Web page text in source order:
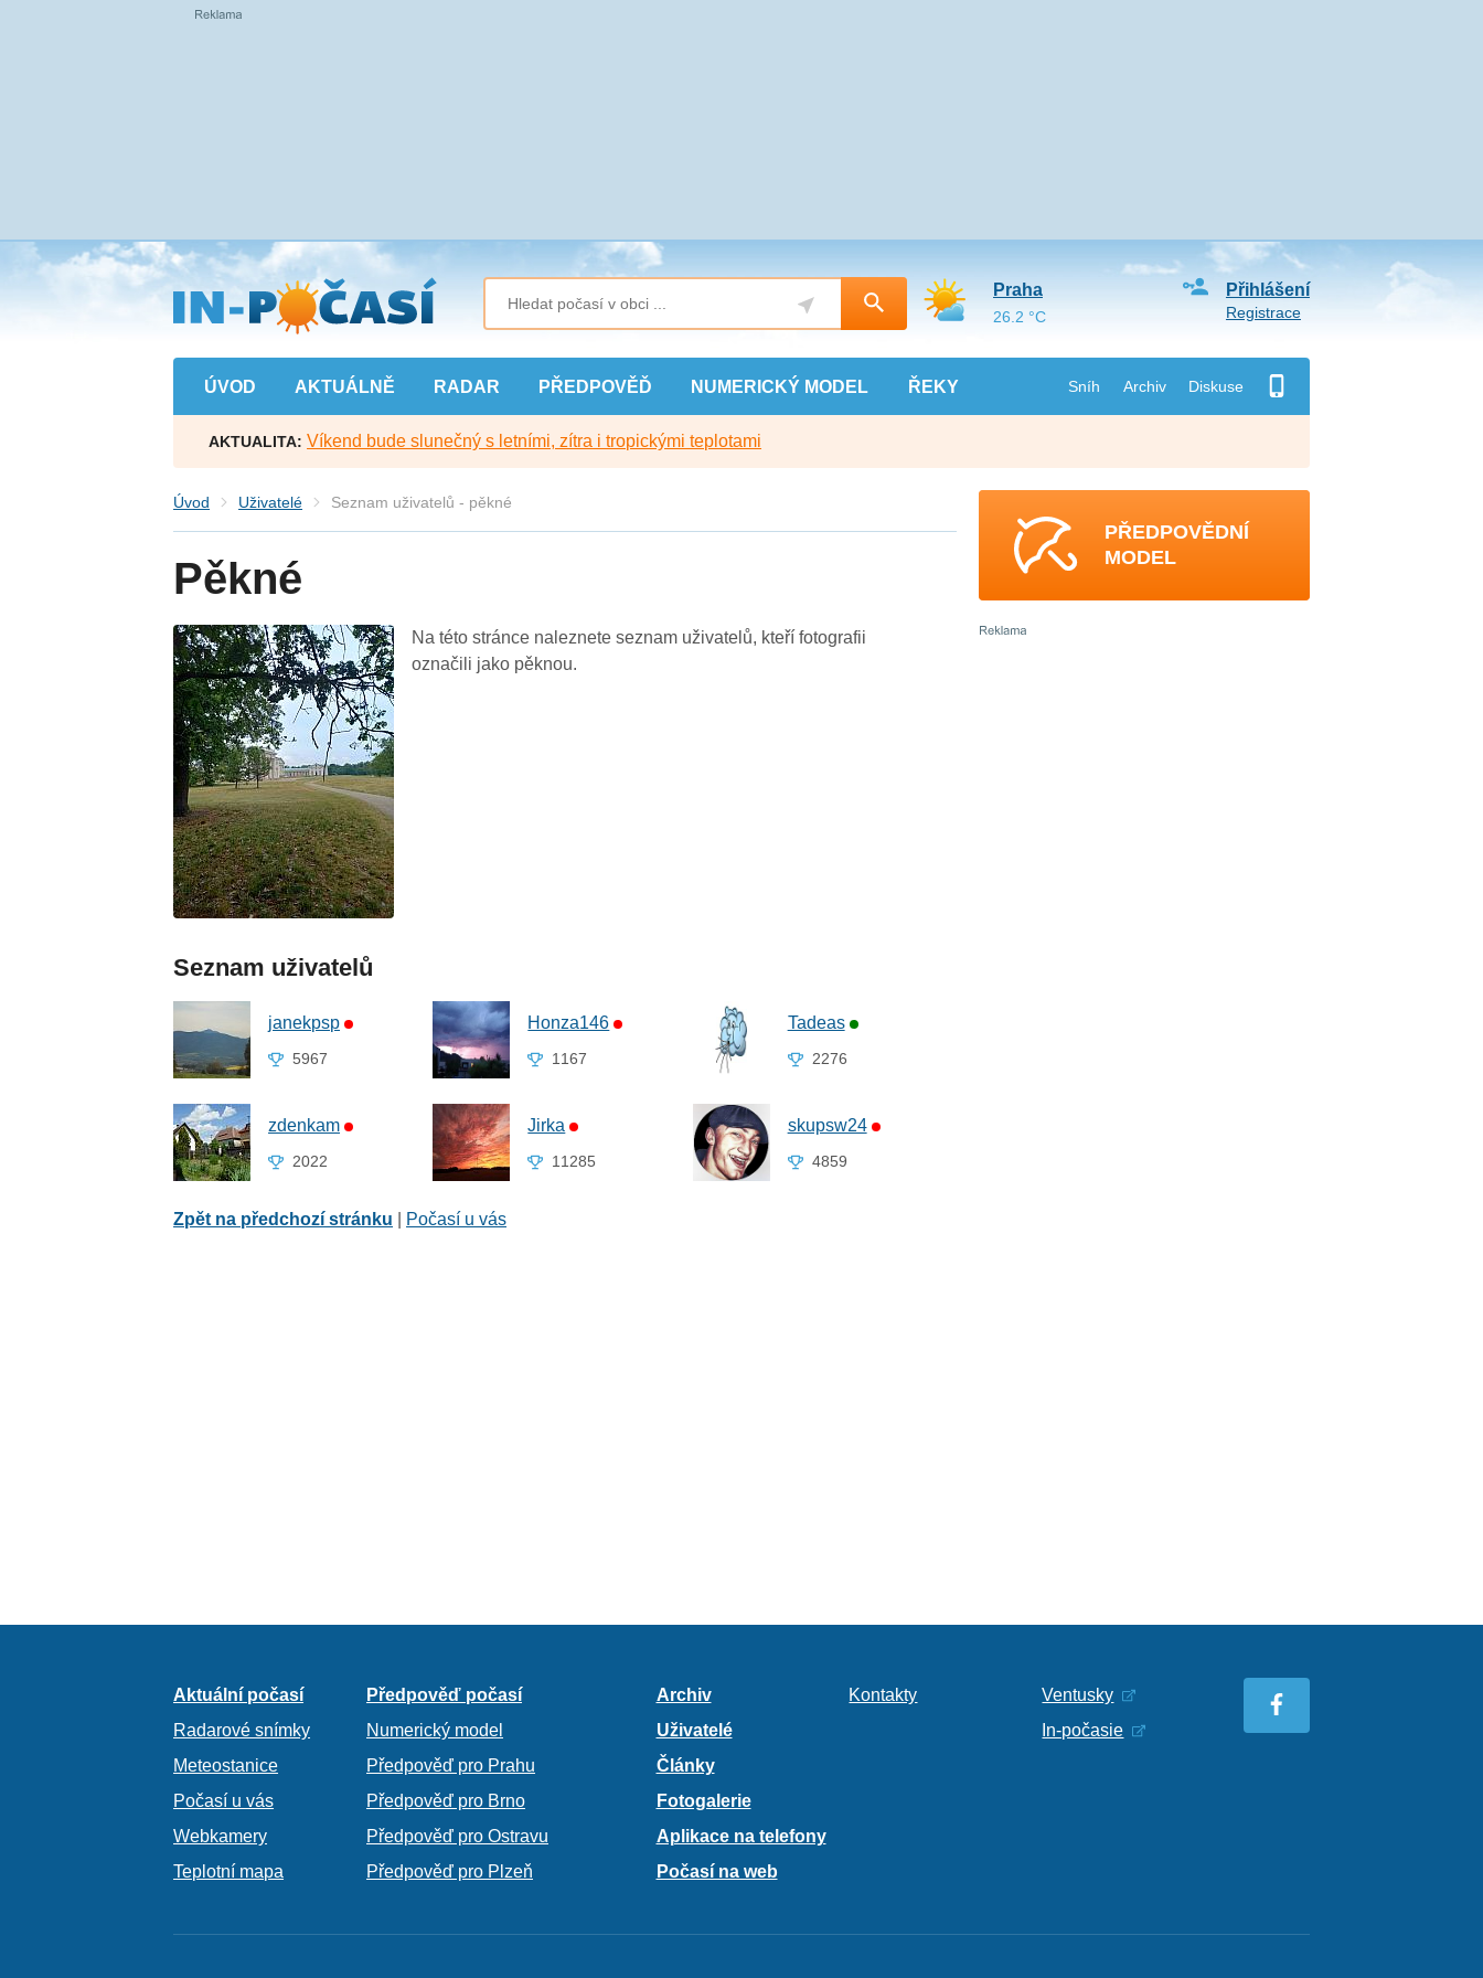
Přejít
na
hlavní
obsah
ÚVOD AKTUÁLNĚ RADAR PŘEDPOVĚĎ NUMERICKÝ MODEL ŘEKY Sníh Archiv Diskuse
Přihlášení
Registrace
Praha
26.2 °C
AKTUALITA: Víkend bude slunečný s letními, zítra i tropickými teplotami
Úvod Uživatelé Seznam uživatelů - pěkné
Pěkné
Na této stránce naleznete seznam uživatelů, kteří fotografii
označili jako pěknou.
Seznam uživatelů
janekpsp
5967
Honza146
1167
Tadeas
2276
zdenkam
2022
Jirka
11285
skupsw24
4859
Zpět na předchozí stránku Počasí u vás
PŘEDPOVĚDNÍ
MODEL
Aktuální počasí
Radarové snímky
Meteostanice
Počasí u vás
Webkamery
Teplotní mapa
Předpověď počasí
Numerický model
Předpověď pro Prahu
Předpověď pro Brno
Předpověď pro Ostravu
Předpověď pro Plzeň
Archiv
Uživatelé
Články
Fotogalerie
Aplikace na telefony
Počasí na web
Kontakty
Ventusky
In-počasie